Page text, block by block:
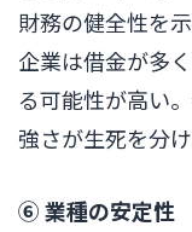
財務の健全性を
企業は借金が多
る可能性が高い
強さが生死を分け
⑥ 業種の安定性